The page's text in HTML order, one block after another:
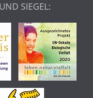
SIEGEL: